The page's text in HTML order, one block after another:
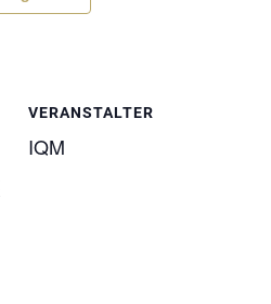
VERANSTALTER
IQM